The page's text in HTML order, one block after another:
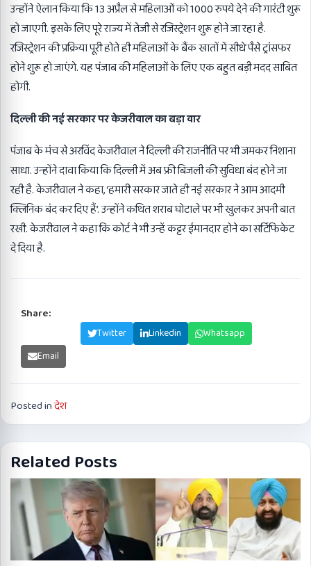
उन्होंने ऐलान किया कि 13 अप्रैल से महिलाओं को 1000 रुपये देने की गारंटी शुरू
हो जाएगी. इसके लिए पूरे राज्य में तेजी से रजिस्ट्रेशन शुरू होने जा रहा है.
रजिस्ट्रेशन की प्रक्रिया पूरी होते ही महिलाओं के बैंक खातों में सीधे पैसे ट्रांसफर
होने शुरू हो जाएंगे. यह पंजाब की महिलाओं के लिए एक बहुत बड़ी मदद साबित
होगी.
दिल्ली की नई सरकार पर केजरीवाल का बड़ा वार
पंजाब के मंच से अरविंद केजरीवाल ने दिल्ली की राजनीति पर भी जमकर निशाना
साधा. उन्होंने दावा किया कि दिल्ली में अब फ्री बिजली की सुविधा बंद होने जा
रही है. केजरीवाल ने कहा, ‘हमारी सरकार जाते ही नई सरकार ने आम आदमी
क्लिनिक बंद कर दिए हैं’. उन्होंने कथित शराब घोटाले पर भी खुलकर अपनी बात
रखी. केजरीवाल ने कहा कि कोर्ट ने भी उन्हें कट्टर ईमानदार होने का सर्टिफिकेट
दे दिया है.
Share:
Twitter Linkedin
Whatsapp
Email
Posted inदेश
Related Posts